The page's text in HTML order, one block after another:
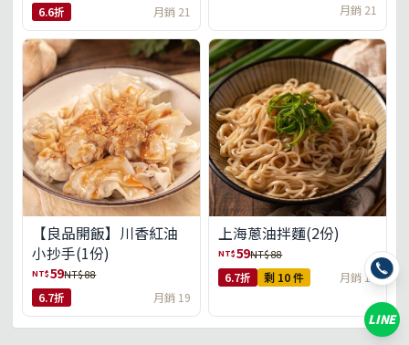
6.6折 月銷 21 月銷 21
【良品開飯】川香紅油
小抄手(1份)
NT$59NT$ 88
6.7折 月銷 19
上海蔥油拌麵(2份)
NT$59NT$ 88
6.7折 剩 10 件 月銷 18
LINE